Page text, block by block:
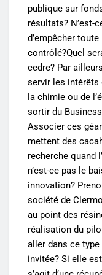
publique sur
résultats? N’est-
d’empêcher
contrôlé?Quel
cedre? Par
servir les intérêts
la chimie ou de
sortir du
Associer ces
mettent des
recherche quand
n’est-ce pas le
innovation?
société de
au point des
réalisation du
aller dans ce
invitée? Si elle